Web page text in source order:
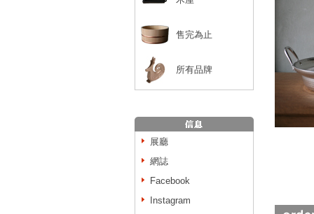
售完為止
所有品牌
展廳
網誌
Facebook
Instagram